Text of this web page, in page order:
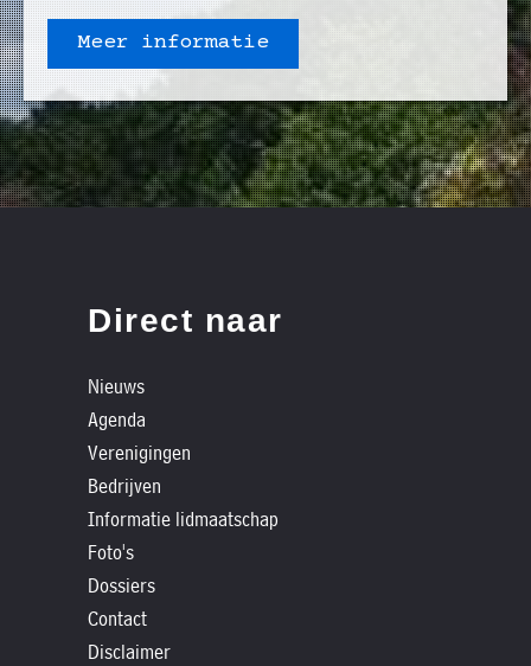
Meer informatie
Direct naar
Nieuws
Agenda
Verenigingen
Bedrijven
Informatie lidmaatschap
Foto's
Dossiers
Contact
Disclaimer
Foto's
»
Historische
verhalen
»
Dossiers
gemeente
Opsterland